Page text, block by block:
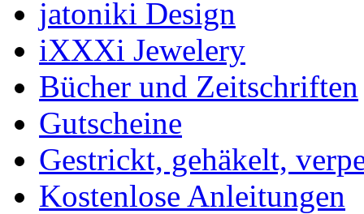
jatoniki Design
iXXXi Jewelery
Bücher und Zeitschriften
Gutscheine
Gestrickt, gehäkelt,
Kostenlose Anleitungen